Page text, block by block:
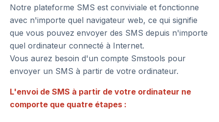
Notre plateforme SMS est conviviale et fonctionne
avec n'importe quel navigateur web, ce qui signifie
que vous pouvez envoyer des SMS depuis n'importe
quel ordinateur connecté à Internet.
Vous aurez besoin d'un compte Smstools pour
envoyer un SMS à partir de votre ordinateur.
L'envoi de SMS à partir de votre ordinateur ne
comporte que quatre étapes :